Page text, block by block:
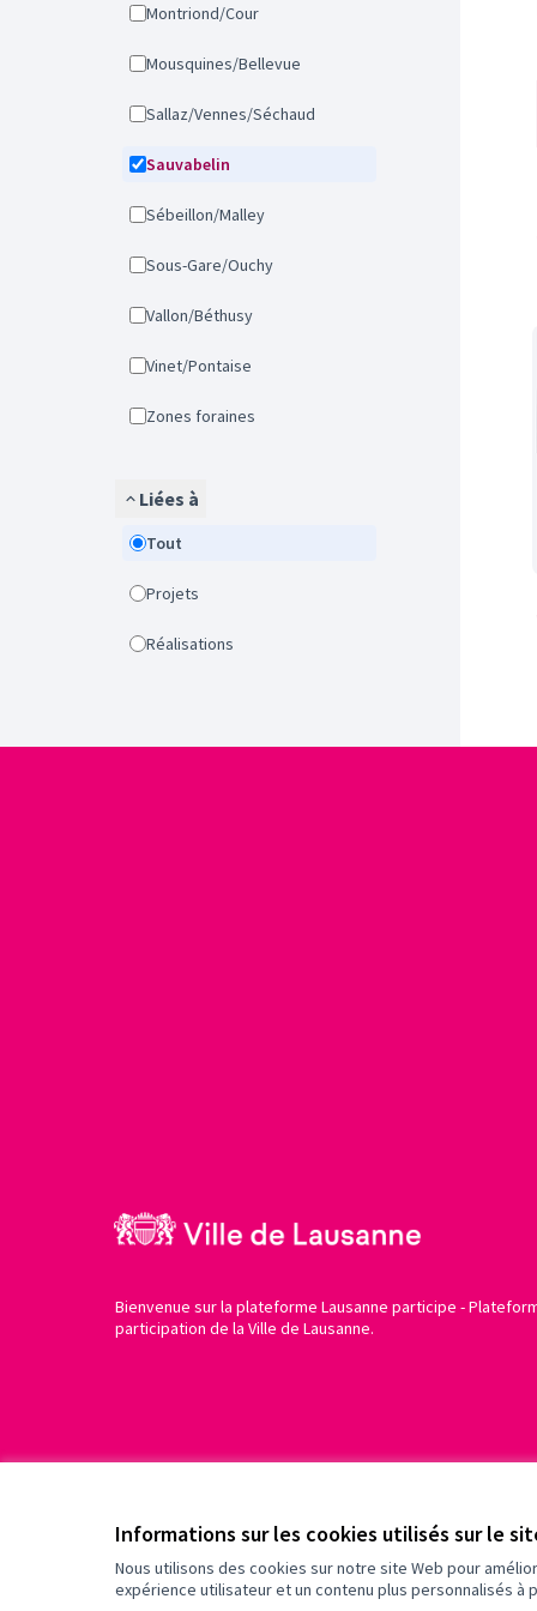
Informations sur les cookies utilisés sur le
Nous utilisons des cookies sur notre site Web pour
expérience utilisateur et un contenu plus personnalisés à
Montriond/Cour
Mousquines/Bellevue
Sallaz/Vennes/Séchaud
Sauvabelin
Sébeillon/Malley
Sous-Gare/Ouchy
Vallon/Béthusy
Vinet/Pontaise
Zones foraines
Liées à
Tout
Projets
Réalisations
Bienvenue sur la plateforme Lausanne participe -
participation de la Ville de Lausanne.